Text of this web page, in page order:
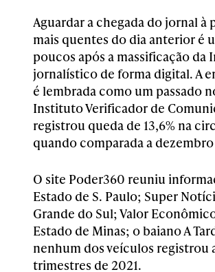
Aguardar a chegada do jornal à
mais quentes do dia anterior é
poucos após a massificação
jornalístico de forma digital. A
é lembrada como um passado
Instituto Verificador de
registrou queda de 13,6% na
quando comparada a
O site Poder360 reuniu
Estado de S. Paulo; Super
Grande do Sul; Valor
Estado de Minas; o baiano A
nenhum dos veículos registrou
trimestres de 2021.